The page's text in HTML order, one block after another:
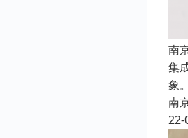
南
集
象
南
22-